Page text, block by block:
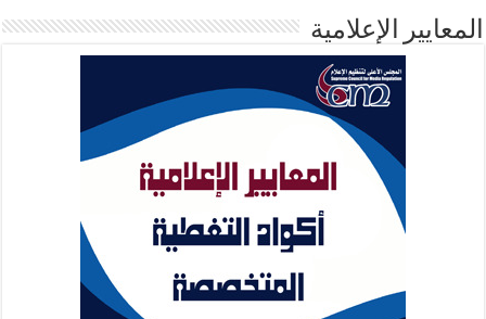
المعايير الإعلامية